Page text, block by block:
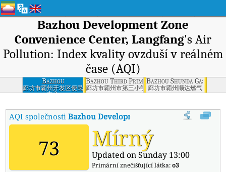
Bazhou Development Zone
Convenience Center, Langfang's Air
Pollution: Index kvality ovzduší v reálném
čase (AQI)
Bazhou
Development Zone
Convenience
廊坊市霸州开发区便民
中心
Bazhou Third Primary School, Langfang
廊坊市霸州市第三小学
Bazhou Shunda Gas,
廊坊市霸州顺达燃气
AQI společnostiBazhou Development Zone Convenience
73 Mírný
Updated on Sunday 13:00
Primární znečišťující látka:o3